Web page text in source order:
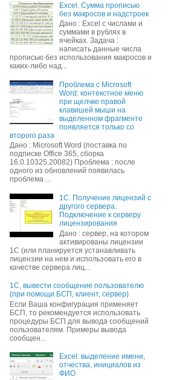
Excel. Сумма прописью
без макросов и надстроек
Дано : Excel c числами и
суммами в рублях в
ячейках. Задача :
написать данные числа
прописью без использования макросов и
каких-либо над...
Проблема с Microsoft
Word: контекстное меню
при щелчке правой
клавишей мыши на
выделенном фрагменте
появляется только со
второго раза
Дано : Microsoft Word (поставка по
подписке Office 365, сборка
16.0.10325.20082) Проблема : после
одного из обновлений появилась
проблема ...
1С. Получение лицензий с
другого сервера.
Подключение к серверу
лицензирования
Дано : сервер, на котором
активированы лицензии
1С (или планируется устанавливать
лицензии на нем и использовать его в
качестве сервера лиц...
1С, вывести сообщение пользователю
(при помощи БСП, клиент, сервер)
Если Ваша конфигурация применяет
БСП, то рекомендуется использовать
процедуры БСП для вывода сообщений
пользователям. Примеры вывода
сообщен...
Excel: выделение имени,
отчества, инициалов из
ФИО